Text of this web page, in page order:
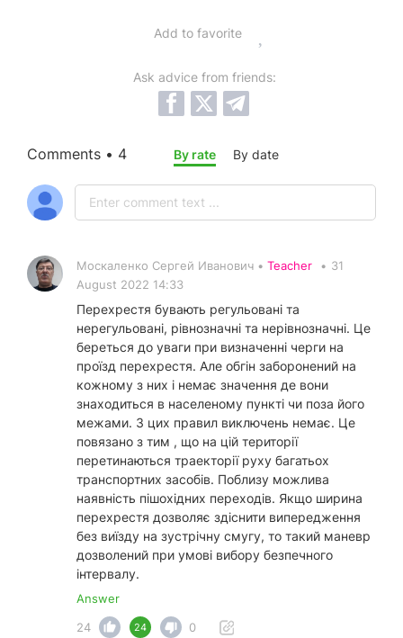
Add to favorite
Ask advice from friends:
Comments • 4 By rate By date
Москаленко Сергей Иванович • Teacher • 31
August 2022 14:33
Перехрестя бувають регульовані та
нерегульовані, рівнозначні та нерівнозначні. Це
береться до уваги при визначенні черги на
проїзд перехрестя. Але обгін заборонений на
кожному з них і немає значення де вони
знаходиться в населеному пункті чи поза його
межами. З цих правил виключень немає. Це
повязано з тим , що на цій території
перетинаються траекторії руху багатьох
транспортних засобів. Поблизу можлива
наявність пішохідних переходів. Якщо ширина
перехрестя дозволяє здіснити випередження
без виїзду на зустрічну смугу, то такий маневр
дозволений при умові вибору безпечного
інтервалу.
Answer
24
24 0